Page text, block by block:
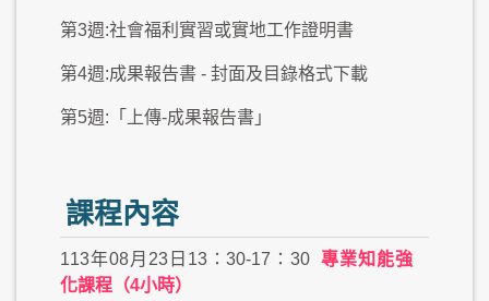
第3週:社會福利實習或實地工作證明書
第4週:成果報告書 - 封面及目錄格式下載
第5週:「上傳-成果報告書」
課程內容
113年08月23日13：30-17：30
專業知能強
化課程（4小時）